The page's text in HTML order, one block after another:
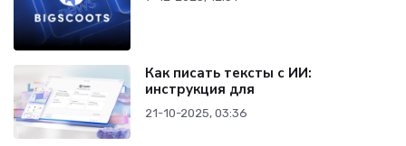
Как писать тексты с ИИ:
инструкция для
21-10-2025, 03:36